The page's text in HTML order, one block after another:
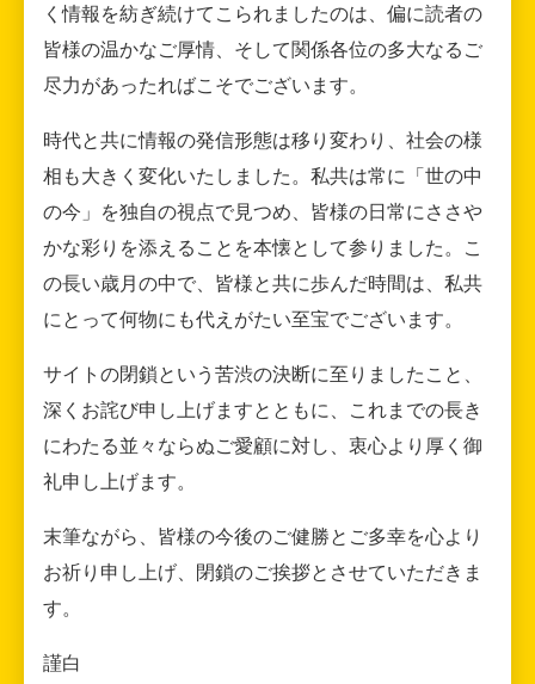
く情報を紡ぎ続けてこられましたのは、偏に読者の
皆様の温かなご厚情、そして関係各位の多大なるご
尽力があったればこそでございます。
時代と共に情報の発信形態は移り変わり、社会の様
相も大きく変化いたしました。私共は常に「世の中
の今」を独自の視点で見つめ、皆様の日常にささや
かな彩りを添えることを本懐として参りました。こ
の長い歳月の中で、皆様と共に歩んだ時間は、私共
にとって何物にも代えがたい至宝でございます。
サイトの閉鎖という苦渋の決断に至りましたこと、
深くお詫び申し上げますとともに、これまでの長き
にわたる並々ならぬご愛顧に対し、衷心より厚く御
礼申し上げます。
末筆ながら、皆様の今後のご健勝とご多幸を心より
お祈り申し上げ、閉鎖のご挨拶とさせていただきま
す。
謹白